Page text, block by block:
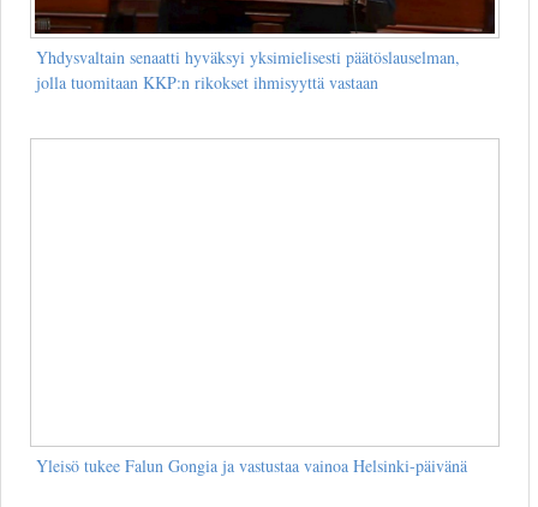
Yhdysvaltain senaatti hyväksyi yksimielisesti päätöslauselman,
jolla tuomitaan KKP:n rikokset ihmisyyttä vastaan
Yleisö tukee Falun Gongia ja vastustaa vainoa Helsinki-päivänä